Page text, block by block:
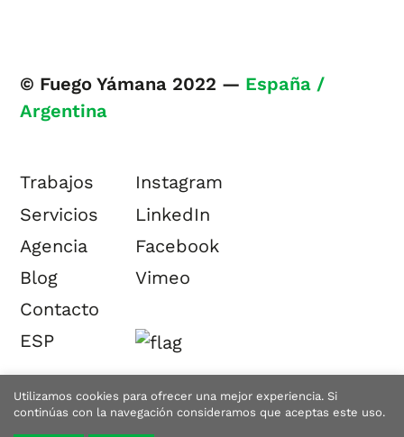
© Fuego Yámana 2022 — España /
Argentina
Trabajos
Servicios
Agencia
Blog
Contacto
ESP
Instagram
LinkedIn
Facebook
Vimeo
Utilizamos cookies para ofrecer una mejor experiencia. Si
continúas con la navegación consideramos que aceptas este uso.